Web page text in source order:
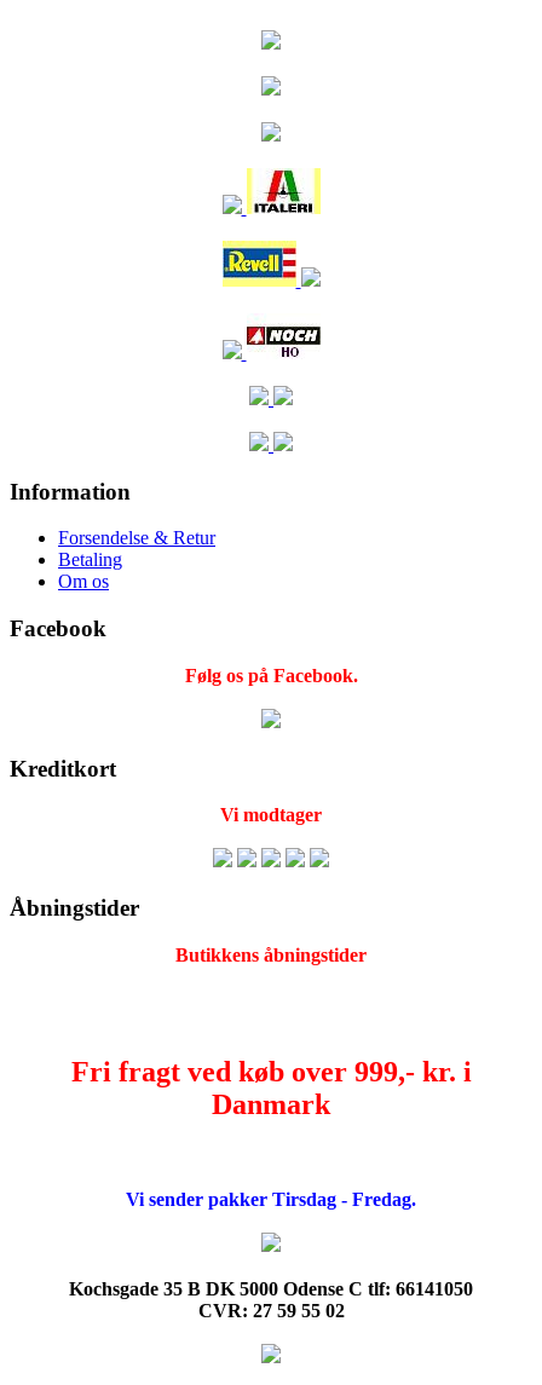
Information
Forsendelse & Retur
Betaling
Om os
Facebook
Følg os på Facebook.
Kreditkort
Vi modtager
Åbningstider
Butikkens åbningstider
Fri fragt ved køb over 999,- kr. i
Danmark
Vi sender pakker Tirsdag - Fredag.
Kochsgade 35 B DK 5000 Odense C tlf: 66141050
CVR: 27 59 55 02